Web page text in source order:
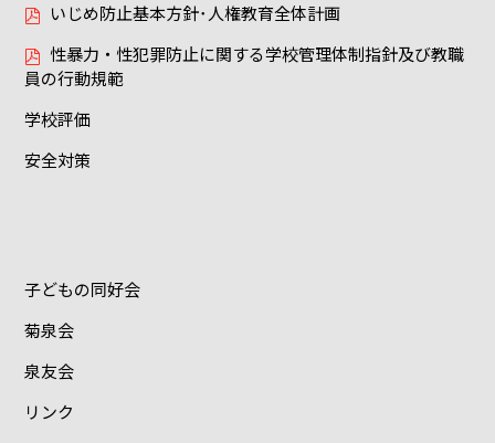
いじめ防止基本方針･人権教育全体計画
性暴力・性犯罪防止に関する学校管理体制指針及び教職
員の行動規範
学校評価
安全対策
子どもの同好会
菊泉会
泉友会
リンク